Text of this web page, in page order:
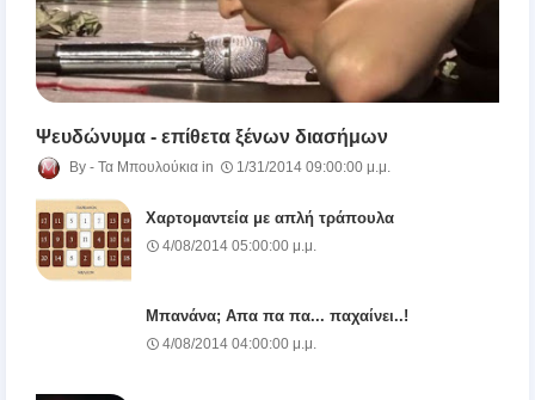
Ψευδώνυμα - επίθετα ξένων διασήμων
Τα Μπουλούκια 1/31/2014 09:00:00 μ.μ.
Χαρτομαντεία με απλή τράπουλα
4/08/2014 05:00:00 μ.μ.
Μπανάνα; Απα πα πα... παχαίνει..!
4/08/2014 04:00:00 μ.μ.